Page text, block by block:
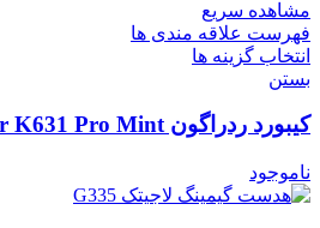
مشاهده سریع
فهرست علاقه مندی ها
انتخاب گزینه ها
بستن
کیبورد ردراگون Castor K631 Pro Mint
ناموجود